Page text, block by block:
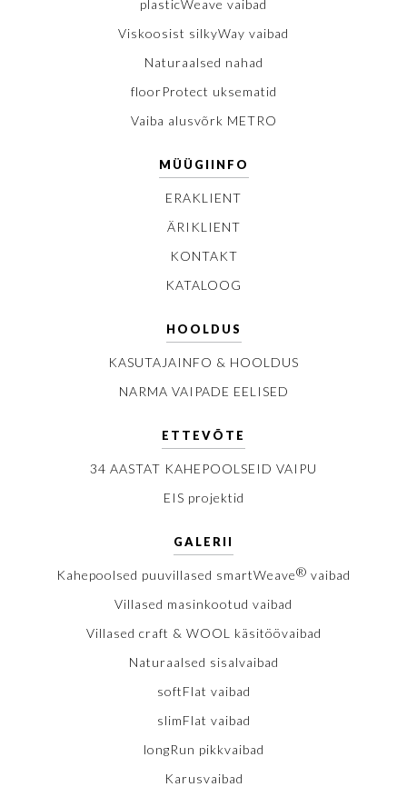
plasticWeave vaibad
Viskoosist silkyWay vaibad
Naturaalsed nahad
floorProtect uksematid
Vaiba alusvõrk METRO
MÜÜGIINFO
ERAKLIENT
ÄRIKLIENT
KONTAKT
KATALOOG
HOOLDUS
KASUTAJAINFO & HOOLDUS
NARMA VAIPADE EELISED
ETTEVÕTE
34 AASTAT KAHEPOOLSEID VAIPU
EIS projektid
GALERII
Kahepoolsed puuvillased smartWeave® vaibad
Villased masinkootud vaibad
Villased craft & WOOL käsitöövaibad
Naturaalsed sisalvaibad
softFlat vaibad
slimFlat vaibad
longRun pikkvaibad
Karusvaibad